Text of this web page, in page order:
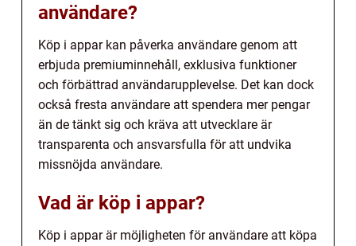
användare?
Köp i appar kan påverka användare genom att
erbjuda premiuminnehåll, exklusiva funktioner
och förbättrad användarupplevelse. Det kan dock
också fresta användare att spendera mer pengar
än de tänkt sig och kräva att utvecklare är
transparenta och ansvarsfulla för att undvika
missnöjda användare.
Vad är köp i appar?
Köp i appar är möjligheten för användare att köpa